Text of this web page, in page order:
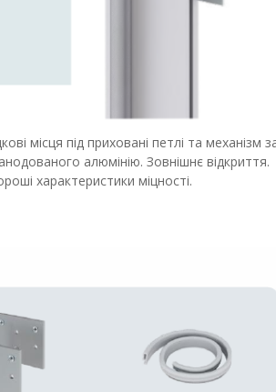
місця під приховані петлі та механізм
алюмінію. Зовнішнє відкриття.
характеристики міцності.